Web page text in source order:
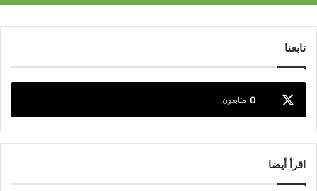
تابعنا
0 متابعون
اقرأ أيضا